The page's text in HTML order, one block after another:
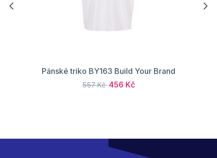
Pánské triko BY163 Build Your Brand
557 Kč 456 Kč